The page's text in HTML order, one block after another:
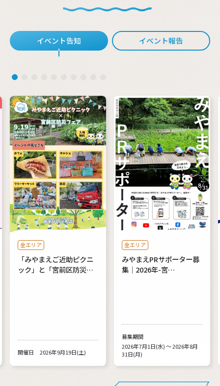
イベント告知 イベント報告
全エリア
「みやまえご近助ピクニ
ック」と「宮前区防災…
開催日 2026年9月19日(土)
全エリア
みやまえPRサポーター募
集｜2026年-宮…
募集期間
2026年7月1日(水) ～ 2026年8月
31日(月)